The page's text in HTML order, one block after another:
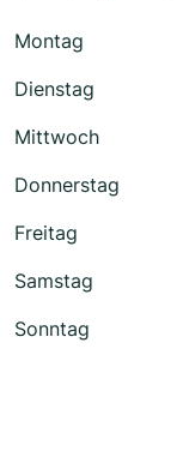
Montag
Dienstag
Mittwoch
Donnerstag
Freitag
Samstag
Sonntag